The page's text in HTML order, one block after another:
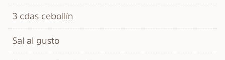
3 cdas cebollín
Sal al gusto